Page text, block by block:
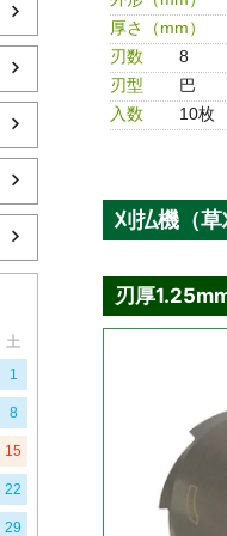
土
1
8
15
22
29
厚さ（mm）
刃数
8
刃型
巴
入数
10枚